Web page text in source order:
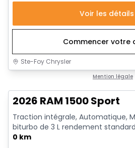
Voir les détails
Commencer votre
Ste-Foy Chrysler
Mention légale
2026 RAM 1500 Sport
Traction intégrale, Automatique,
biturbo de 3 L rendement
0 km